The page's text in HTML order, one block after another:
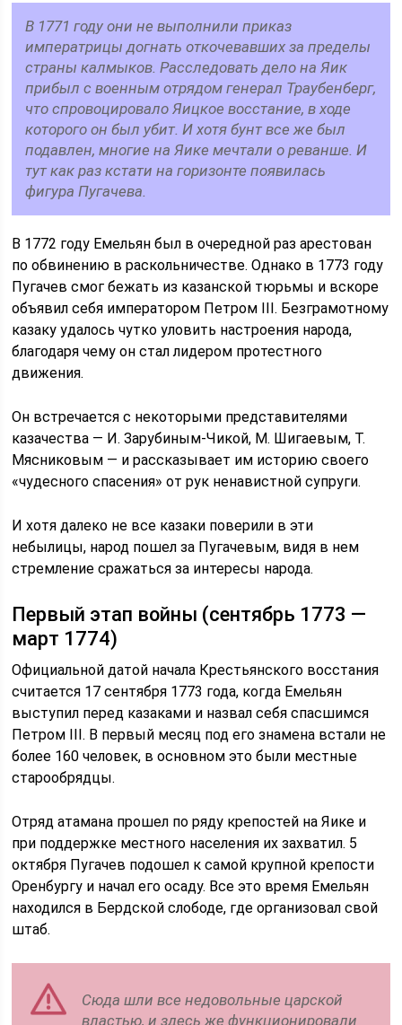
В 1771 году они не выполнили приказ
императрицы догнать откочевавших за пределы
страны калмыков. Расследовать дело на Яик
прибыл с военным отрядом генерал Траубенберг,
что спровоцировало Яицкое восстание, в ходе
которого он был убит. И хотя бунт все же был
подавлен, многие на Яике мечтали о реванше. И
тут как раз кстати на горизонте появилась
фигура Пугачева.
В 1772 году Емельян был в очередной раз арестован
по обвинению в раскольничестве. Однако в 1773 году
Пугачев смог бежать из казанской тюрьмы и вскоре
объявил себя императором Петром III. Безграмотному
казаку удалось чутко уловить настроения народа,
благодаря чему он стал лидером протестного
движения.
Он встречается с некоторыми представителями
казачества — И. Зарубиным-Чикой, М. Шигаевым, Т.
Мясниковым — и рассказывает им историю своего
«чудесного спасения» от рук ненавистной супруги.
И хотя далеко не все казаки поверили в эти
небылицы, народ пошел за Пугачевым, видя в нем
стремление сражаться за интересы народа.
Первый этап войны (сентябрь 1773 —
март 1774)
Официальной датой начала Крестьянского восстания
считается 17 сентября 1773 года, когда Емельян
выступил перед казаками и назвал себя спасшимся
Петром III. В первый месяц под его знамена встали не
более 160 человек, в основном это были местные
старообрядцы.
Отряд атамана прошел по ряду крепостей на Яике и
при поддержке местного населения их захватил. 5
октября Пугачев подошел к самой крупной крепости
Оренбургу и начал его осаду. Все это время Емельян
находился в Бердской слободе, где организовал свой
штаб.
Сюда шли все недовольные царской
властью, и здесь же функционировали